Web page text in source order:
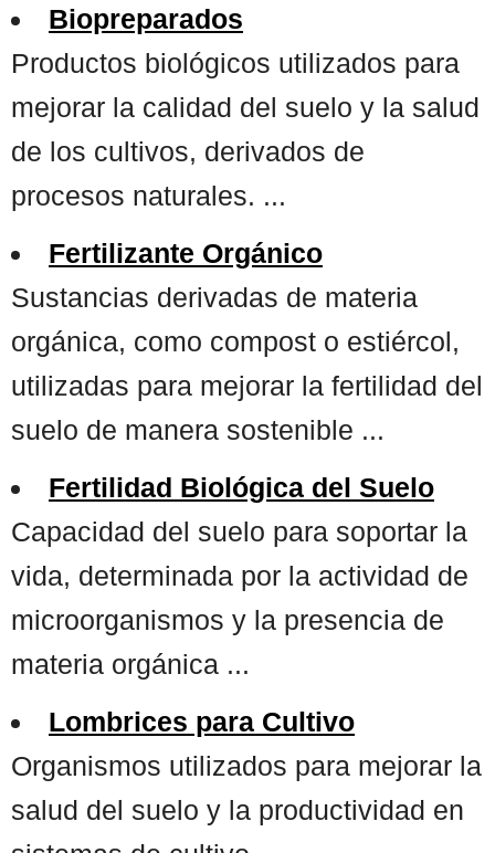
Biopreparados
Productos biológicos utilizados para
mejorar la calidad del suelo y la salud
de los cultivos, derivados de
procesos naturales. ...
Fertilizante Orgánico
Sustancias derivadas de materia
orgánica, como compost o estiércol,
utilizadas para mejorar la fertilidad del
suelo de manera sostenible ...
Fertilidad Biológica del Suelo
Capacidad del suelo para soportar la
vida, determinada por la actividad de
microorganismos y la presencia de
materia orgánica ...
Lombrices para Cultivo
Organismos utilizados para mejorar la
salud del suelo y la productividad en